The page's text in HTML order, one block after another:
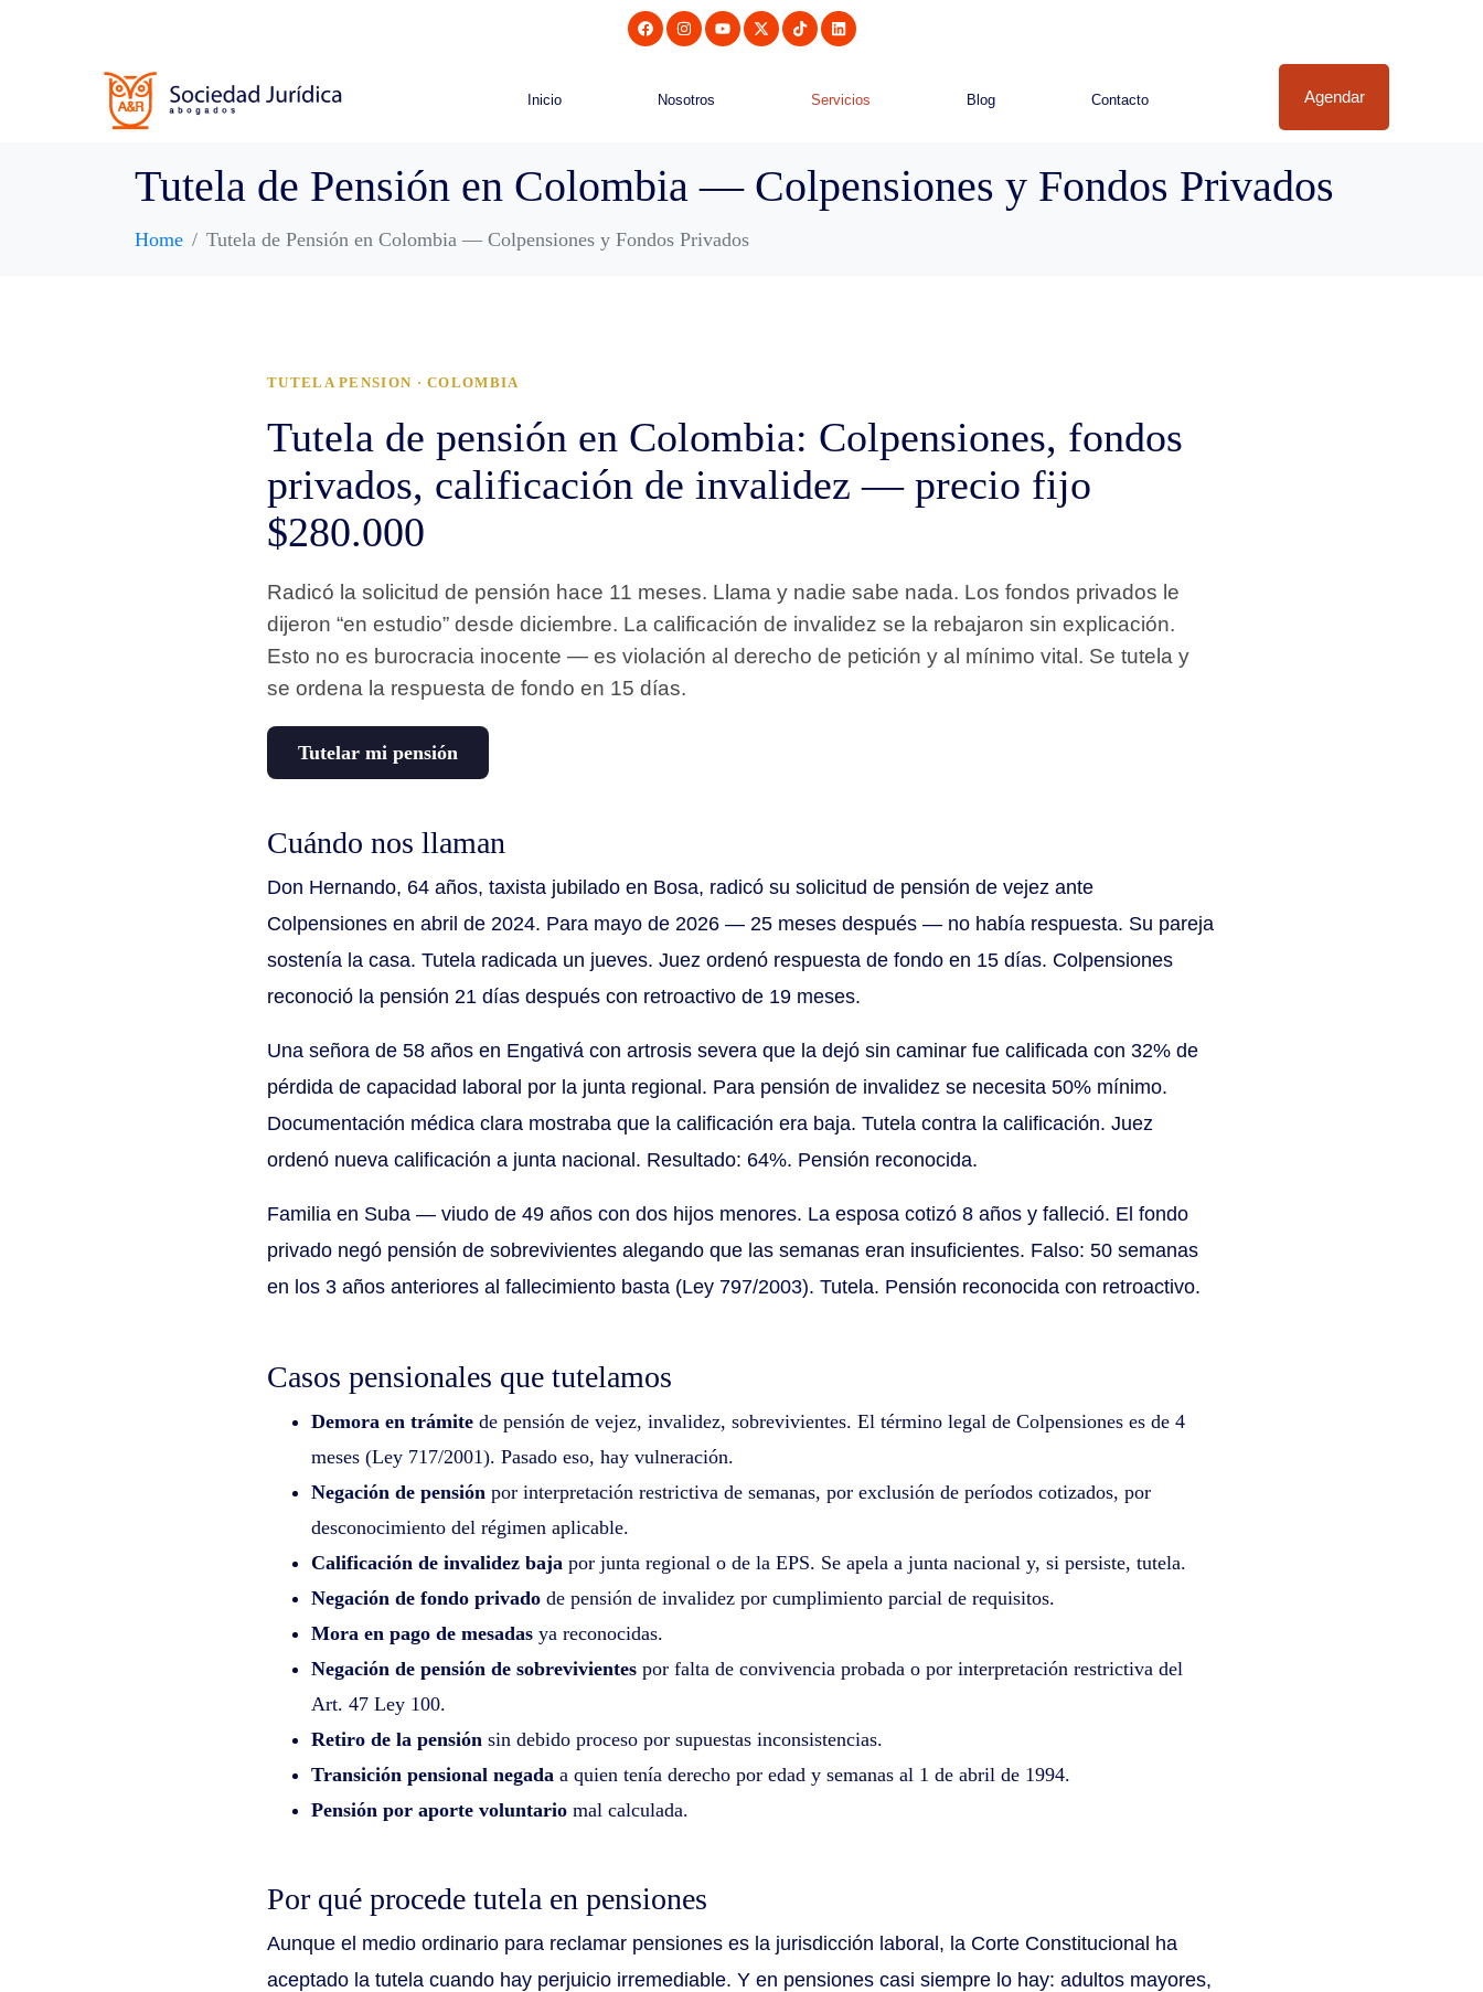
Inicio Nosotros Servicios Blog Contacto Agendar
Tutela de Pensión en Colombia — Colpensiones y Fondos Privados
Home Tutela de Pensión en Colombia — Colpensiones y Fondos Privados
TUTELA PENSION · COLOMBIA
Tutela de pensión en Colombia: Colpensiones, fondos
privados, calificación de invalidez — precio fijo
$280.000
Radicó la solicitud de pensión hace 11 meses. Llama y nadie sabe nada. Los fondos privados le
dijeron “en estudio” desde diciembre. La calificación de invalidez se la rebajaron sin explicación.
Esto no es burocracia inocente — es violación al derecho de petición y al mínimo vital. Se tutela y
se ordena la respuesta de fondo en 15 días.
Tutelar mi pensión
Cuándo nos llaman
Don Hernando, 64 años, taxista jubilado en Bosa, radicó su solicitud de pensión de vejez ante
Colpensiones en abril de 2024. Para mayo de 2026 — 25 meses después — no había respuesta. Su pareja
sostenía la casa. Tutela radicada un jueves. Juez ordenó respuesta de fondo en 15 días. Colpensiones
reconoció la pensión 21 días después con retroactivo de 19 meses.
Una señora de 58 años en Engativá con artrosis severa que la dejó sin caminar fue calificada con 32% de
pérdida de capacidad laboral por la junta regional. Para pensión de invalidez se necesita 50% mínimo.
Documentación médica clara mostraba que la calificación era baja. Tutela contra la calificación. Juez
ordenó nueva calificación a junta nacional. Resultado: 64%. Pensión reconocida.
Familia en Suba — viudo de 49 años con dos hijos menores. La esposa cotizó 8 años y falleció. El fondo
privado negó pensión de sobrevivientes alegando que las semanas eran insuficientes. Falso: 50 semanas
en los 3 años anteriores al fallecimiento basta (Ley 797/2003). Tutela. Pensión reconocida con retroactivo.
Casos pensionales que tutelamos
Demora en trámite de pensión de vejez, invalidez, sobrevivientes. El término legal de Colpensiones es de 4
meses (Ley 717/2001). Pasado eso, hay vulneración.
Negación de pensión por interpretación restrictiva de semanas, por exclusión de períodos cotizados, por
desconocimiento del régimen aplicable.
Calificación de invalidez baja por junta regional o de la EPS. Se apela a junta nacional y, si persiste, tutela.
Negación de fondo privado de pensión de invalidez por cumplimiento parcial de requisitos.
Mora en pago de mesadas ya reconocidas.
Negación de pensión de sobrevivientes por falta de convivencia probada o por interpretación restrictiva del
Art. 47 Ley 100.
Retiro de la pensión sin debido proceso por supuestas inconsistencias.
Transición pensional negada a quien tenía derecho por edad y semanas al 1 de abril de 1994.
Pensión por aporte voluntario mal calculada.
Por qué procede tutela en pensiones
Aunque el medio ordinario para reclamar pensiones es la jurisdicción laboral, la Corte Constitucional ha
aceptado la tutela cuando hay perjuicio irremediable. Y en pensiones casi siempre lo hay: adultos mayores,